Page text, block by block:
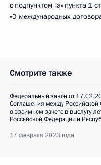
с подпунктом «а» пункта 1
«О международных
Смотрите также
Федеральный закон от
Соглашения между Российской
о взаимном зачете в выслугу
Российской Федерации и
17 февраля 2023 года